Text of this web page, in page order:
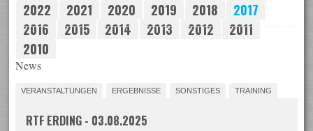
2022
2021 2020 2019 2018
2017
2016
2015 2014 2013 2012
2011
2010
News
VERANSTALTUNGEN ERGEBNISSE SONSTIGES TRAINING
RTF ERDING - 03.08.2025